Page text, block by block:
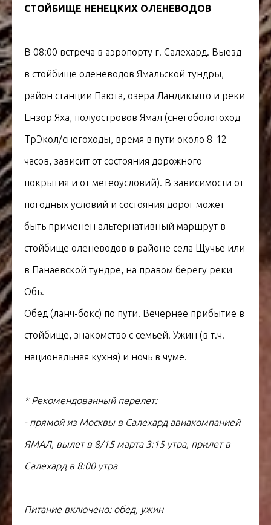
СТОЙБИЩЕ НЕНЕЦКИХ ОЛЕНЕВОДОВ
В 08:00 встреча в аэропорту г. Салехард. Выезд
в стойбище оленеводов Ямальской тундры,
район станции Паюта, озера Ландикъято и реки
Ензор Яха, полуостровов Ямал (снегоболотоход
ТрЭкол/снегоходы, время в пути около 8-12
часов, зависит от состояния дорожного
покрытия и от метеоусловий). В зависимости от
погодных условий и состояния дорог может
быть применен альтернативный маршрут в
стойбище оленеводов в районе села Щучье или
в Панаевской тундре, на правом берегу реки
Обь.
Обед (ланч-бокс) по пути. Вечернее прибытие в
стойбище, знакомство с семьей. Ужин (в т.ч.
национальная кухня) и ночь в чуме.
* Рекомендованный перелет:
- прямой из Москвы в Салехард авиакомпанией
ЯМАЛ, вылет в 8/15 марта 3:15 утра, прилет в
Салехард в 8:00 утра
Питание включено: обед, ужин